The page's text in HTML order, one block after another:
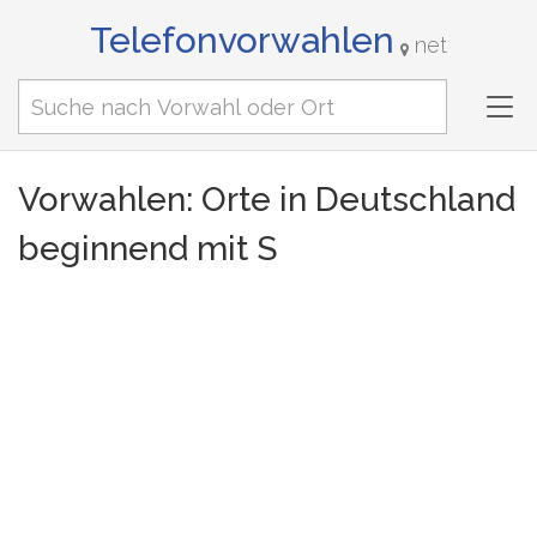
Telefonvorwahlen net
Vorwahlen: Orte in Deutschland
beginnend mit S